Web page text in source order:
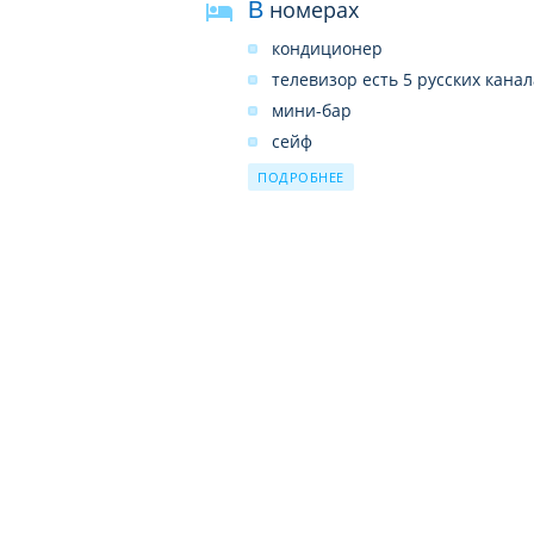
В номерах
кондиционер
телевизор есть 5 русских
мини-бар
сейф
душ
ПОДРОБНЕЕ